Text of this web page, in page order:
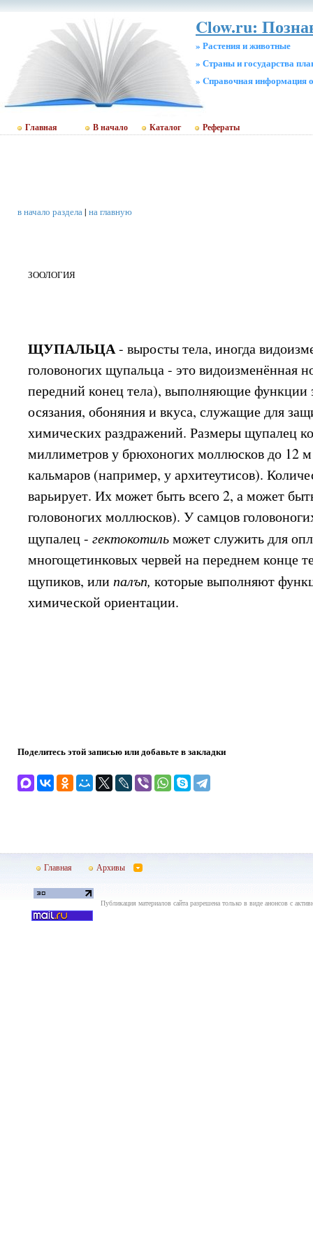
Clow.ru:
» Растения и животные
» Страны и государства
» Cправочная информация
Главная В начало Каталог Рефераты
в начало раздела| на главную
ЗООЛОГИЯ
ЩУПАЛЬЦА- выросты тела, иногда
головоногих щупальца - это видоизменённая
передний конец тела), выполняющие функции
осязания, обоняния и вкуса, служащие для
химических раздражений. Размеры щупалец
миллиметров у брюхоногих моллюсков до 12
кальмаров (например, у архитеутисов).
варьирует. Их может быть всего 2, а может
головоногих моллюсков). У самцов
щупалец -гектокотильможет служить для
многощетинковых червей на переднем конце
щупиков, илипалъп,которые выполняют
химической ориентации.
Поделитесь этой записью или добавьте в закладки
Главная Архивы
Публикация материалов сайта разрешена только в виде анонсов с